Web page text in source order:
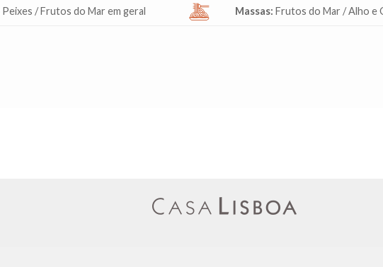
Peixes / Frutos do Mar em geral Massas: Frutos do Mar / Alho e